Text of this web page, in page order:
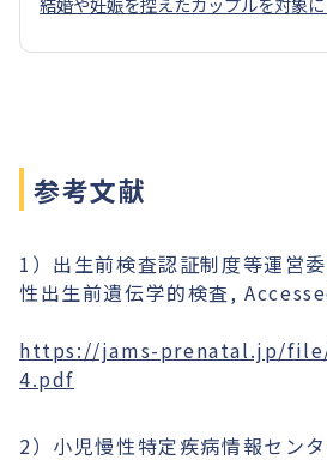
参考文献
1）出生前検査認証制度等運営
性出生前遺伝学的検査,
https://jams-prenatal.jp/
4.pdf
2）小児慢性特定疾病情報セン